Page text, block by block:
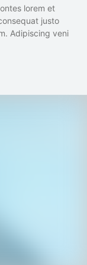
lorem et
justo
Adipiscing veni